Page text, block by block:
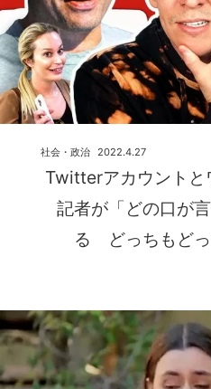
Twitterアカウントと
記者が「どの口が
る どっちもど
2022.4.27
社会・政治